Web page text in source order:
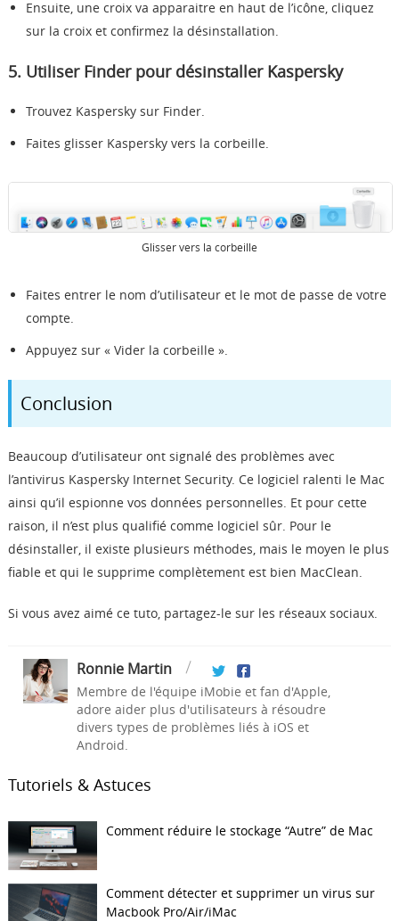
Ensuite, une croix va apparaitre en haut de l’icône, cliquez
sur la croix et confirmez la désinstallation.
5. Utiliser Finder pour désinstaller Kaspersky
Trouvez Kaspersky sur Finder.
Faites glisser Kaspersky vers la corbeille.
Glisser vers la corbeille
Faites entrer le nom d’utilisateur et le mot de passe de votre
compte.
Appuyez sur « Vider la corbeille ».
Conclusion
Beaucoup d’utilisateur ont signalé des problèmes avec
l’antivirus Kaspersky Internet Security. Ce logiciel ralenti le Mac
ainsi qu’il espionne vos données personnelles. Et pour cette
raison, il n’est plus qualifié comme logiciel sûr. Pour le
désinstaller, il existe plusieurs méthodes, mais le moyen le plus
fiable et qui le supprime complètement est bien MacClean.
Si vous avez aimé ce tuto, partagez-le sur les réseaux sociaux.
Ronnie Martin
Membre de l'équipe iMobie et fan d'Apple,
adore aider plus d'utilisateurs à résoudre
divers types de problèmes liés à iOS et
Android.
Tutoriels & Astuces
Comment réduire le stockage “Autre” de Mac
Comment détecter et supprimer un virus sur
Macbook Pro/Air/iMac